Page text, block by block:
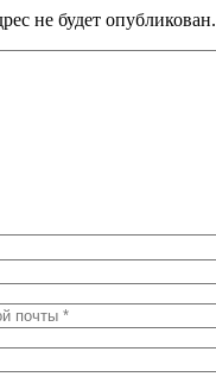
не будет опубликован.